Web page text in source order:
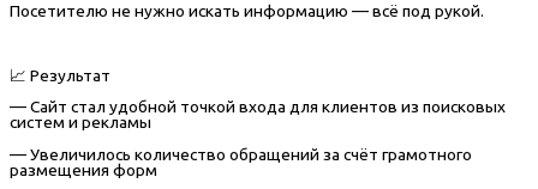
Посетителю не нужно искать информацию — всё под рукой.
📈 Результат
— Сайт стал удобной точкой входа для клиентов из поисковых
систем и рекламы
— Увеличилось количество обращений за счёт грамотного
размещения форм